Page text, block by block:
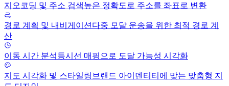
지오코딩 및 주소 검색높은 정확도로 주소를 좌표로 변환
경로 계획 및 내비게이션 다중 모달 운송을 위한 최적 경로 계
산
이동 시간 분석등시선 매핑으로 도달 가능성 시각화
지도 시각화 및 스타일링 브랜드 아이덴티티에 맞는 맞춤형 지